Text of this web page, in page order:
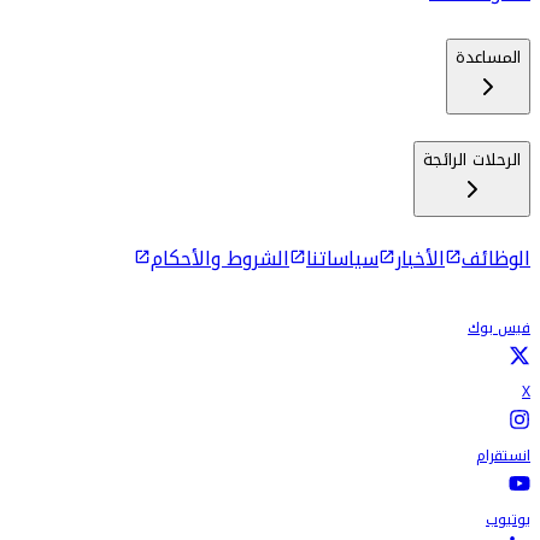
المساعدة
الرحلات الرائجة
الوظائف الأخبار سياساتنا الشروط والأحكام
فيس بوك
X
انستقرام
يوتيوب